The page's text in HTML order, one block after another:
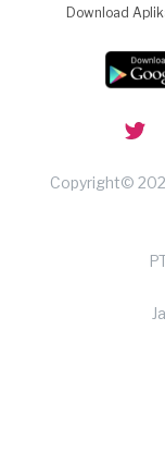
Download
Copyright©